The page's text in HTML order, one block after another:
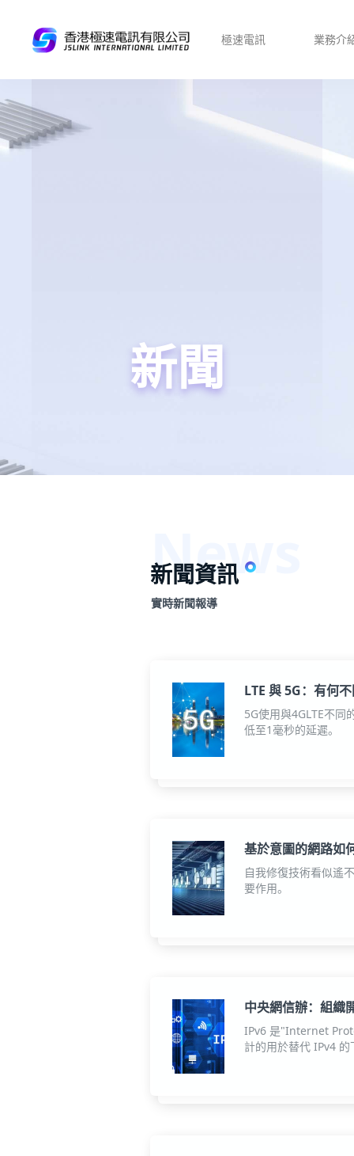
極速電訊 業務介
新聞
新聞資訊
實時新聞報導
LTE 與 5G：有何
5G使用與4GLTE不
低至1毫秒的延遲。
基於意圖的網路如
自我修復技術看似遙
要作用。
中央網信辦：組織
IPv6 是"Internet
計的用於替代 IPv4